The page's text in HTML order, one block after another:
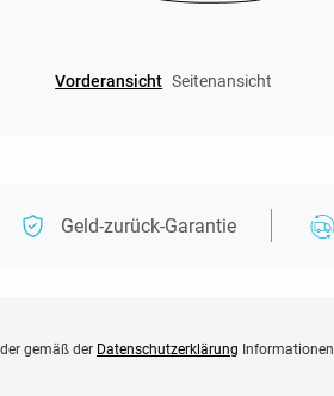
Vorderansicht Seitenansicht
Geld-zurück-Garantie
gemäß der Datenschutzerklärung Informationen